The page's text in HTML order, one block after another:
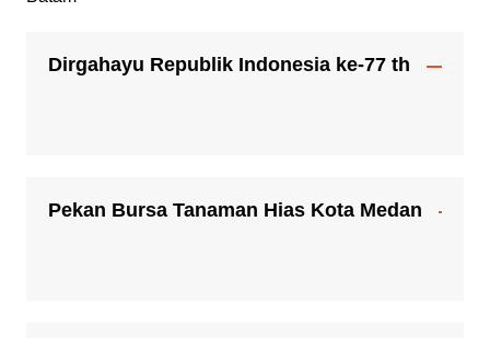
Dirgahayu Republik Indonesia ke-77 th
Pekan Bursa Tanaman Hias Kota Medan